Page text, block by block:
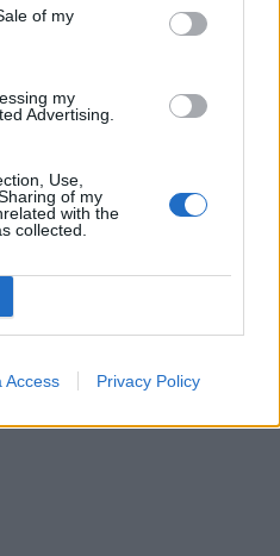
of my
my
Advertising.
Use,
of my
with the
collected.
Access Privacy Policy